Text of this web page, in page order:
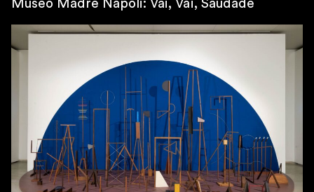
Museo Madre Napoli: Vai, Vai, Saudade
2024
2023
\
Rua Jamaica 50
01439 020 Brasil
TERÇA À SEXTA
10h – 19h
SÁBADOS
11h – 16h
\